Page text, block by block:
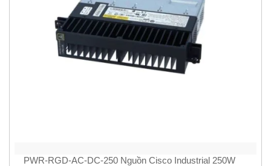
PWR-RGD-AC-DC-250 Nguồn Cisco Industrial 250W